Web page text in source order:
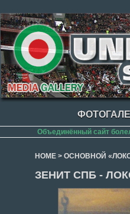
Объединённый сайт
HOME> ОСНОВНОЙ
ЗЕНИТ СПБ -